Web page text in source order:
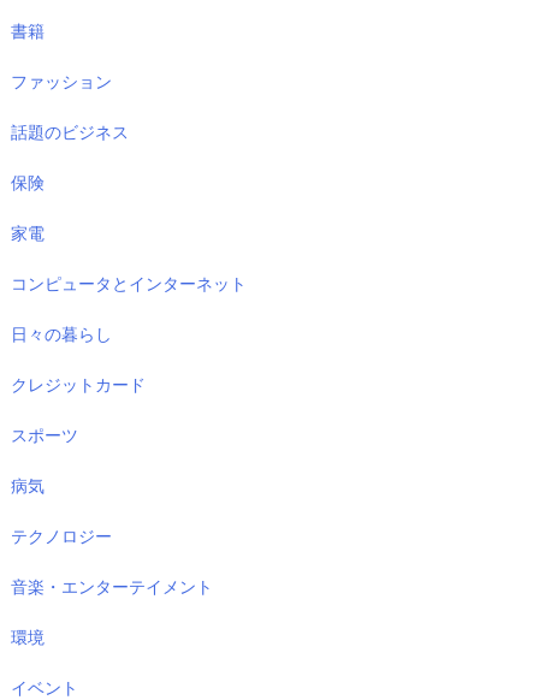
書籍
ファッション
話題のビジネス
保険
家電
コンピュータとインターネット
日々の暮らし
クレジットカード
スポーツ
病気
テクノロジー
音楽・エンターテイメント
環境
イベント